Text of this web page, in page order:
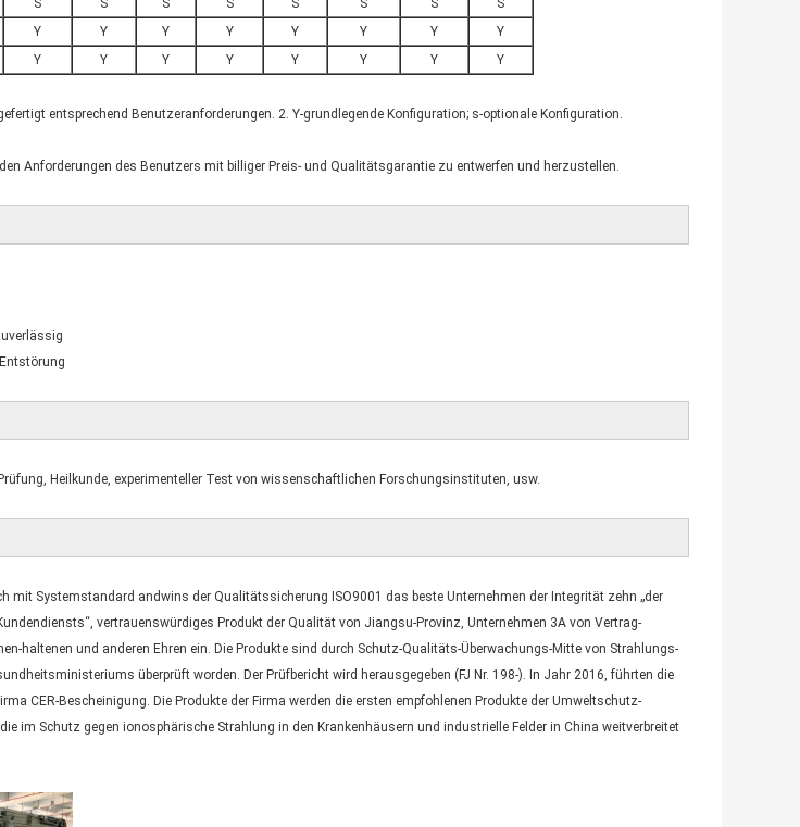
S S S S S S S
S
Y Y Y Y Y Y Y
Y
Y Y Y Y Y Y Y Y
entsprechend Benutzeranforderungen. 2. Y-grundlegende Konfiguration; s-optionale Konfiguration.
Anforderungen des Benutzers mit billiger Preis- und Qualitätsgarantie zu entwerfen und herzustellen.
Heilkunde, experimenteller Test von wissenschaftlichen Forschungsinstituten, usw.
mit Systemstandard andwins der Qualitätssicherung ISO9001 das beste Unternehmen der Integrität zehn „der
vertrauenswürdiges Produkt der Qualität von Jiangsu-Provinz, Unternehmen 3A von Vertrag-
haltenen und anderen Ehren ein. Die Produkte sind durch Schutz-Qualitäts-Überwachungs-Mitte von Strahlungs-
überprüft worden. Der Prüfbericht wird herausgegeben (FJ Nr. 198-). In Jahr 2016, führten die
CER-Bescheinigung. Die Produkte der Firma werden die ersten empfohlenen Produkte der Umweltschutz-
im Schutz gegen ionosphärische Strahlung in den Krankenhäusern und industrielle Felder in China weitverbreitet